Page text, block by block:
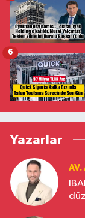
6
Yazarlar
AV.